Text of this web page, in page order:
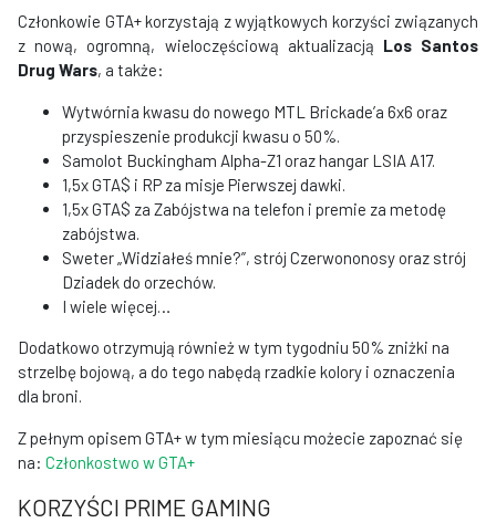
Członkowie GTA+ korzystają z wyjątkowych korzyści związanych
z nową, ogromną, wieloczęściową aktualizacją Los Santos
Drug Wars, a także:
Wytwórnia kwasu do nowego MTL Brickade’a 6x6 oraz
przyspieszenie produkcji kwasu o 50%.
Samolot Buckingham Alpha-Z1 oraz hangar LSIA A17.
1,5x GTA$ i RP za misje Pierwszej dawki.
1,5x GTA$ za Zabójstwa na telefon i premie za metodę
zabójstwa.
Sweter „Widziałeś mnie?”, strój Czerwononosy oraz strój
Dziadek do orzechów.
I wiele więcej…
Dodatkowo otrzymują również w tym tygodniu 50% zniżki na
strzelbę bojową, a do tego nabędą rzadkie kolory i oznaczenia
dla broni.
Z pełnym opisem GTA+ w tym miesiącu możecie zapoznać się
na: Członkostwo w GTA+
KORZYŚCI PRIME GAMING